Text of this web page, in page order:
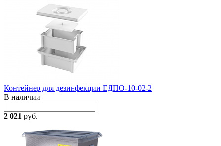
Контейнер для дезинфекции ЕДПО-10-02-2
В наличии
2 021 руб.